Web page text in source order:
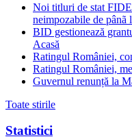
Noi titluri de stat
neimpozabile de pânã
BID gestionează
Acasă
Ratingul României,
Ratingul României,
Guvernul renunță la
Toate stirile
Statistici